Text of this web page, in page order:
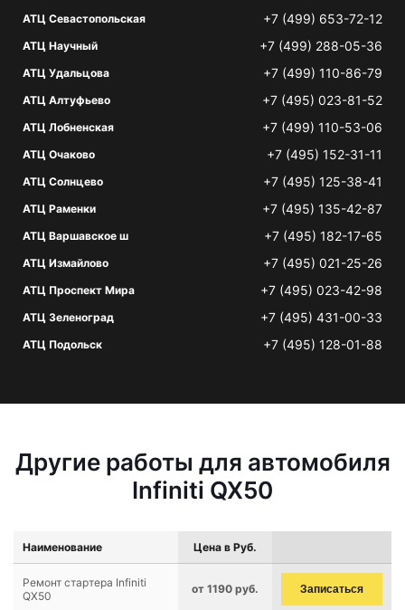
АТЦ Севастопольская +7 (499) 653-72-12
АТЦ Научный +7 (499) 288-05-36
АТЦ Удальцова +7 (499) 110-86-79
АТЦ Алтуфьево +7 (495) 023-81-52
АТЦ Лобненская +7 (499) 110-53-06
АТЦ Очаково +7 (495) 152-31-11
АТЦ Солнцево +7 (495) 125-38-41
АТЦ Раменки +7 (495) 135-42-87
АТЦ Варшавское ш +7 (495) 182-17-65
АТЦ Измайлово +7 (495) 021-25-26
АТЦ Проспект Мира +7 (495) 023-42-98
АТЦ Зеленоград +7 (495) 431-00-33
АТЦ Подольск +7 (495) 128-01-88
Другие работы для автомобиля
Infiniti QX50
Наименование Цена в Руб.
Ремонт стартера Infiniti
QX50
от 1190 руб. Записаться